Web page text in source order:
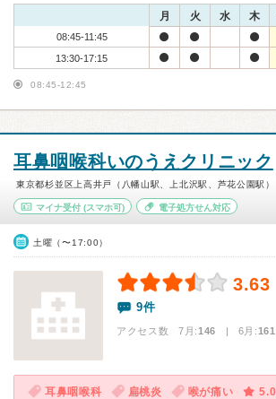
月 火 水 木
08:45-11:45
13:30-17:15
08:45-12:45
耳鼻咽喉科いのうえクリニック
東京都杉並区上高井戸（八幡山駅、上北沢駅、芦花公園駅）
マイナ受付 (スマホ可) 電子処方せん対応
土曜（〜17:00）
3.63
9件
アクセス数 7月:146 | 6月:161
耳鼻咽喉科 扁桃炎 喉が痛い
5.0